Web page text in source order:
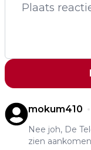
mokum410
Nee joh, De
zien